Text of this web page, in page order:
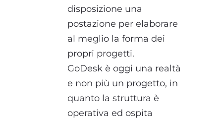
disposizione una
postazione per elaborare
al meglio la forma dei
propri progetti.
GoDesk è oggi una realtà
e non più un progetto, in
quanto la struttura è
operativa ed ospita